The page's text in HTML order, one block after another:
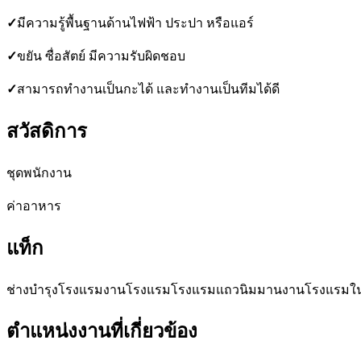
✓มีความรู้พื้นฐานด้านไฟฟ้า ประปา หรือแอร์
✓ขยัน ซื่อสัตย์ มีความรับผิดชอบ
✓สามารถทำงานเป็นกะได้ และทำงานเป็นทีมได้ดี
สวัสดิการ
ชุดพนักงาน
ค่าอาหาร
แท็ก
ช่างบำรุงโรงแรมงานโรงแรมโรงแรมแถวนิมมานงานโรงแรมใ
ตำแหน่งงานที่เกี่ยวข้อง